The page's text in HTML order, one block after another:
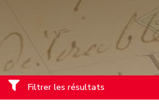
Filtrer les résultats